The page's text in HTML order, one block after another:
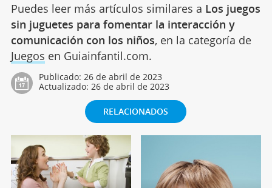
Puedes leer más artículos similares a Los juegos
sin juguetes para fomentar la interacción y
comunicación con los niños, en la categoría de
Juegos en Guiainfantil.com.
Publicado: 26 de abril de 2023
Actualizado: 26 de abril de 2023
RELACIONADOS